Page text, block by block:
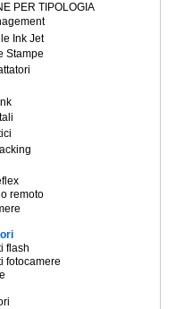
PER TIPOLOGIA
Ink Jet
Stampe
remoto
flash
fotocamere